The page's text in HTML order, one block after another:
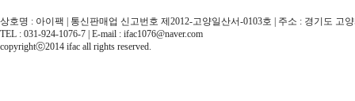
상호명 : 아이팩 | 통신판매업 신고번호 제2012-고양일산서-0103호 | 주소 : 경기도 고
TEL : 031-924-1076-7 | E-mail : ifac1076@naver.com
copyrightⓒ2014 ifac all rights reserved.